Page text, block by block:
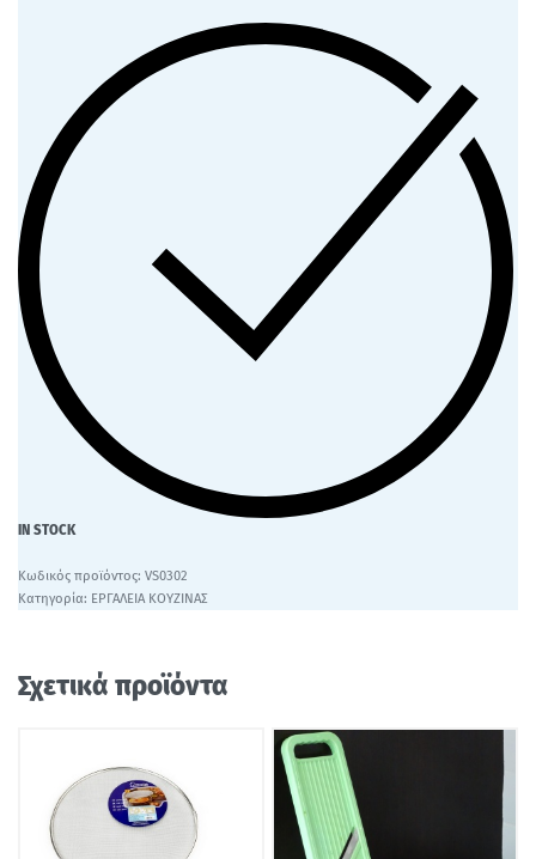
IN STOCK
VS0302
Κατηγορία: ΕΡΓΑΛΕΙΑ ΚΟΥΖΙΝΑΣ
Σχετικά προϊόντα